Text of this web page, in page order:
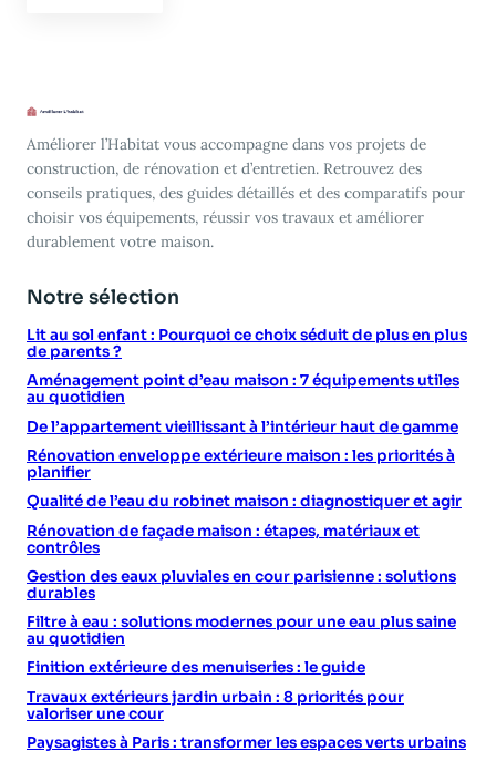
Améliorer l’Habitat vous accompagne dans vos projets de
construction, de rénovation et d’entretien. Retrouvez des
conseils pratiques, des guides détaillés et des comparatifs pour
choisir vos équipements, réussir vos travaux et améliorer
durablement votre maison.
Notre sélection
Lit au sol enfant : Pourquoi ce choix séduit de plus en plus
de parents ?
Aménagement point d’eau maison : 7 équipements utiles
au quotidien
De l’appartement vieillissant à l’intérieur haut de gamme
Rénovation enveloppe extérieure maison : les priorités à
planifier
Qualité de l’eau du robinet maison : diagnostiquer et agir
Rénovation de façade maison : étapes, matériaux et
contrôles
Gestion des eaux pluviales en cour parisienne : solutions
durables
Filtre à eau : solutions modernes pour une eau plus saine
au quotidien
Finition extérieure des menuiseries : le guide
Travaux extérieurs jardin urbain : 8 priorités pour
valoriser une cour
Paysagistes à Paris : transformer les espaces verts urbains